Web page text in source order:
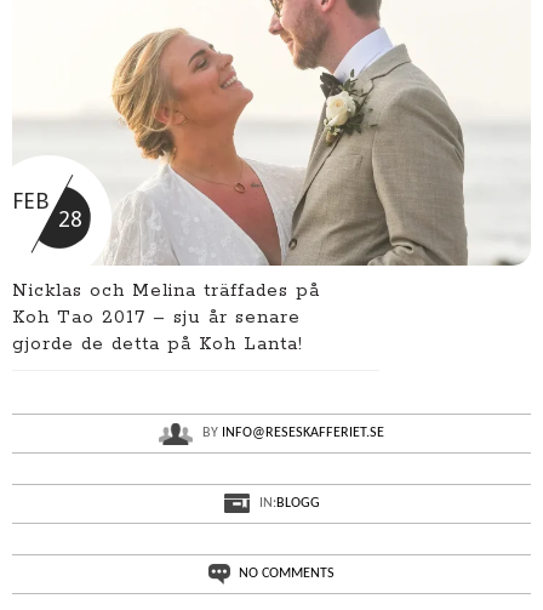
FEB
28
Nicklas och Melina träffades på
Koh Tao 2017 – sju år senare
gjorde de detta på Koh Lanta!
BY INFO@RESESKAFFERIET.SE
IN:BLOGG
NO COMMENTS